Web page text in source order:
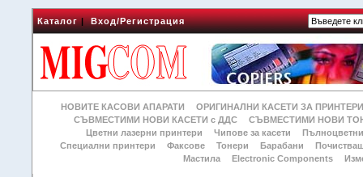
Каталог|Вход/Регистрация
НОВИТЕ КАСОВИ АПАРАТИ
ОРИГИНАЛНИ КАСЕТИ ЗА
СЪВМЕСТИМИ НОВИ КАСЕТИ с ДДС
СЪВМЕСТИМИ НОВИ
Цветни лазерни принтери
Чипове за касети
Специални принтери
Факсове Тонери Барабани
Мастила
Electronic Components